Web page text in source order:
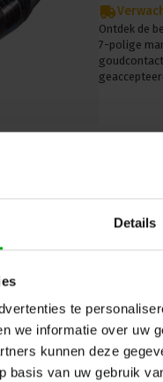
Details
te
we informatie over uw
kunnen deze
basis van uw gebruik
Ontdek de
7-polige
Neutrik
contacten.